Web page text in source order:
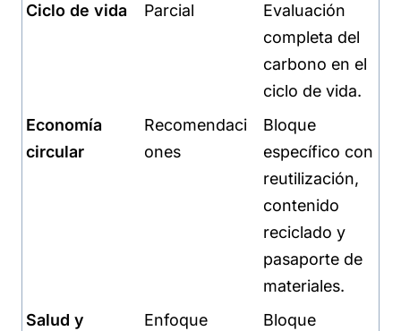
Ciclo de vida
Parcial
Evaluación
completa del
carbono en el
ciclo de vida.
Economía
circular
Recomendaci
ones
Bloque
específico con
reutilización,
contenido
reciclado y
pasaporte de
materiales.
Salud y
Enfoque
Bloque